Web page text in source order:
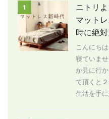
1
ニトリ
マット
時に絶対
こんにち
寝ていま
か見に行
て頂くと
生活を手